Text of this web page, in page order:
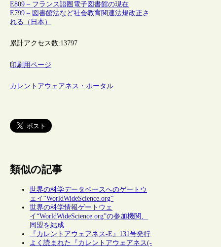
E809 – フランス語圏電子図書館の現在
E799 – 図書館法など社会教育関連法規改正さ
れる（日本）
累計アクセス数:13797
印刷用ページ
カレントアウェアネス・ポータル
類似の記事
世界の科学データベースへのゲートウ
ェイ“WorldWideScience.org”
世界の科学情報ゲートウェ
イ“WorldWideScience.org”の参加機関、
同盟を結成
『カレントアウェアネス-E』131号発行
よく読まれた『カレントアウェアネス(-